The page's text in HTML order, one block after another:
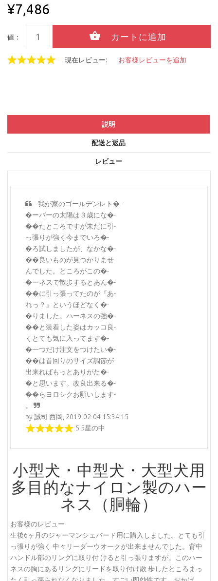
¥7,486
値：
現在レビュー: お客様レビューを追加
説明
配送と返品
レビュー
我が家のゴールデンレト�-
�ーバーの太陽は３歳にな�-
��たところですが未だに引-
っ張りが強く今までいろ�-
�ろ試しましたが、なかな�-
��良いものが見つかりませ-
んでした。ところがこの�-
�ーネスで散歩するとあん�-
��に引っ張ってたのが『あ-
れっ？』というほどなく�-
�りました。ハーネスの強�-
��と装着した姿はカッコ良-
くとても気に入ってます�-
�一つだけ注文をつけたい�-
��は首回りのサイズ調節が-
出来ればもっとありがた�-
�と思います。改良出来る�-
��らヨロシクお願いします-
。
by 誠司 西岡, 2019-02-04 15:34:15
5 5星の中
小型犬・中型犬・大型犬用
多目的なナイロン製のハー
ネス（胴輪）
お客様のレビュー
生後6ヶ月のジャーマンシェパード用に購入しました。とても引
っ張りが強く 中々リーダーウオークが出来ませんでした。背中
ハンドル部のリングに取り付 けると引っ張りますが。このハー
ネスの胸にあるリングにリードを取り付け散 歩したところまっ